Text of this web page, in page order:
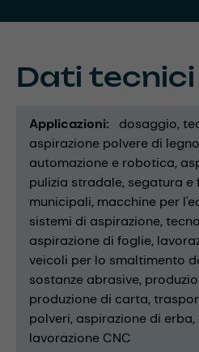
Dati tecnici
Applicazioni dosaggio
aspirazione polvere di legno
automazione e robotica
pulizia stradale segatura e
municipali macchine per
sistemi di aspirazione
aspirazione di foglie
veicoli per lo smaltimento
sostanze abrasive
produzione di carta
polveri aspirazione di erba
lavorazione CNC